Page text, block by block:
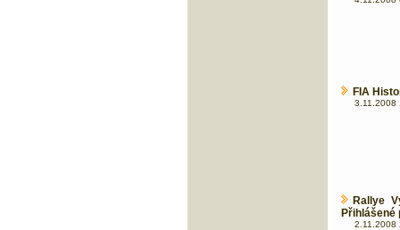
FIA
3.11.2008
Rallye
Přihlášené
2.11.2008